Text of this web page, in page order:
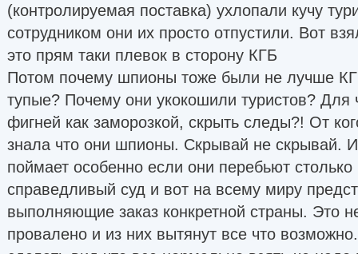
(контролируемая поставка) ухлопали кучу
сотрудником они их просто отпустили. Вот
это прям таки плевок в сторону КГБ
Потом почему шпионы тоже были не лучше
тупые? Почему они укокошили туристов? Для
фигней как заморозкой, скрыть следы?! От
знала что они шпионы. Скрывай не скрывай.
поймает особенно если они перебьют столько
справедливый суд и вот на всему миру
выполняющие заказ конкретной страны. Это
провалено и из них вытянут все что